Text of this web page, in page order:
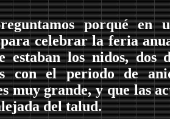
porqué en
celebrar la feria
estaban los nidos, dos
con el periodo de
muy grande, y que las
del talud.